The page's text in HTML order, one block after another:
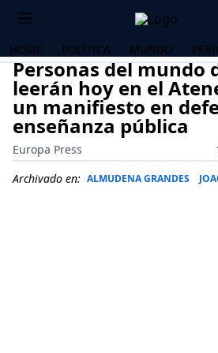
HOME POLÍTICA MUNDO
Personas del mundo
leerán hoy en el
un manifiesto en
enseñanza pública
Europa Press
Archivado en: ALMUDENA GRANDES